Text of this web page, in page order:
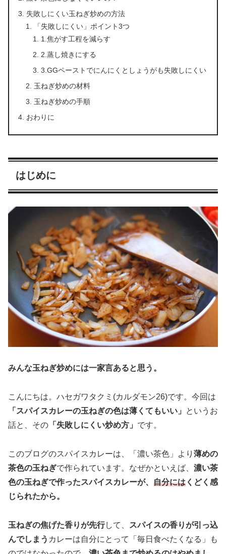
失敗しにくい玉ねぎ炒めの方法
「失敗しにくい」ポイント3つ
1.焦がす工程を減らす
2.蒸し焼きにする
3.GGペーストでにんにくとしょうがも失敗しにくい
玉ねぎ炒めの材料
玉ねぎ炒めの手順
おわりに
はじめに
みんな玉ねぎ炒めには一家言あると思う。
こんにちは。ハセガワタクミ(カルダモン26)です。今回は
「スパイスカレーの玉ねぎの色は薄くてもいい」
というお
話と、その 「失敗しにくい炒め方」 です。
このブログのスパイスカレーは、「濃い茶色」より 薄めの
茶色の玉ねぎで作られています。なぜかといえば、 濃い茶
色の玉ねぎで作ったスパイスカレーが、 自分には くどく感
じられたから。
玉ねぎの焦げた香りが先行して、
スパイスの香りが引っ込
んでしまう カレーは自分にとって「毎日食べたくなる」も